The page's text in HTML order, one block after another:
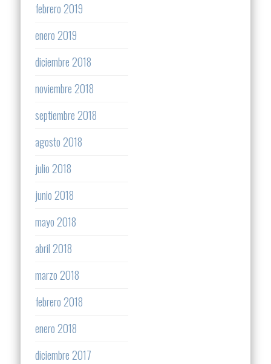
febrero 2019
enero 2019
diciembre 2018
noviembre 2018
septiembre 2018
agosto 2018
julio 2018
junio 2018
mayo 2018
abril 2018
marzo 2018
febrero 2018
enero 2018
diciembre 2017